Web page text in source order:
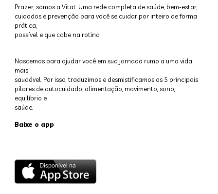
Prazer, somos a Vitat. Uma rede completa de saúde, bem-estar,
cuidados e prevenção para você se cuidar por inteiro de forma
prática,
possível e que cabe na rotina.
Nascemos para ajudar você em sua jornada rumo a uma vida
mais
saudável. Por isso, traduzimos e desmistificamos os 5 principais
pilares de autocuidado: alimentação, movimento, sono,
equilíbrio e
saúde.
Baixe o app